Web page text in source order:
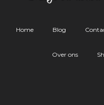
Home Blog
Over ons